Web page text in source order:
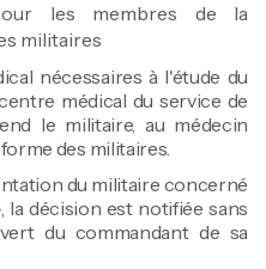
les membres de la
militaires
nécessaires à l'étude du
médical du service de
le militaire, au médecin
des militaires.
du militaire concerné
, la décision est notifiée sans
du commandant de sa